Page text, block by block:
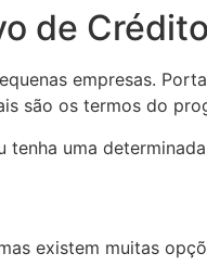
de
empresas.
são os termos do
uma
existem muitas